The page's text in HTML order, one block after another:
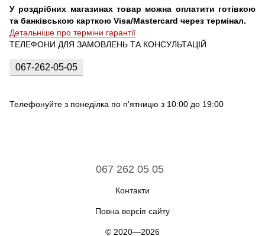
У роздрібних магазинах товар можна оплатити готівкою
та банківською карткою Visa/Mastercard через термінал.
Детальніше про терміни гарантії
ТЕЛЕФОНИ ДЛЯ ЗАМОВЛЕНЬ ТА КОНСУЛЬТАЦІЙ
067-262-05-05
Телефонуйте з понеділка по п'ятницю з 10:00 до 19:00
067 262 05 05
Контакти
Повна версія сайту
© 2020—2026